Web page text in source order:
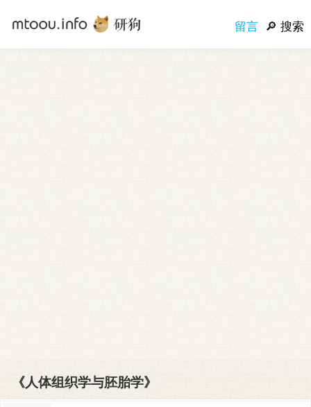
留言 搜索
《人体组织学与胚胎学》